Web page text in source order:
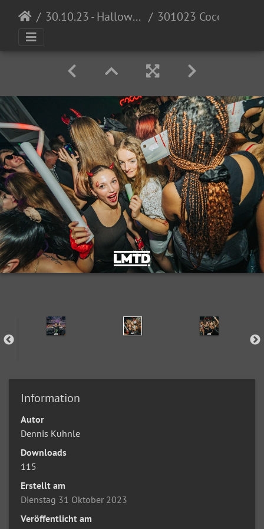
30.10.23 - Halloween Invasion @ Cocomo
Information
Autor
Dennis Kuhnle
Downloads
115
Erstellt am
Dienstag 31 Oktober 2023
Veröffentlicht am